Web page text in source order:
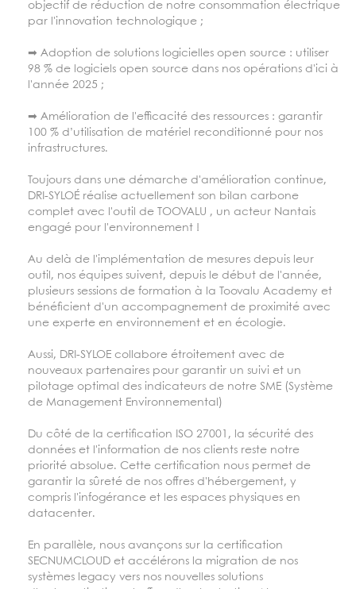
objectif de réduction de notre consommation électrique
par l'innovation technologique ;
➡ Adoption de solutions logicielles open source : utiliser
98 % de logiciels open source dans nos opérations d'ici à
l'année 2025 ;
➡ Amélioration de l'efficacité des ressources : garantir
100 % d’utilisation de matériel reconditionné pour nos
infrastructures.
Toujours dans une démarche d'amélioration continue,
DRI-SYLOÉ réalise actuellement son bilan carbone
complet avec l'outil de TOOVALU , un acteur Nantais
engagé pour l'environnement !
Au delà de l'implémentation de mesures depuis leur
outil, nos équipes suivent, depuis le début de l'année,
plusieurs sessions de formation à la Toovalu Academy et
bénéficient d'un accompagnement de proximité avec
une experte en environnement et en écologie.
Aussi, DRI-SYLOE collabore étroitement avec de
nouveaux partenaires pour garantir un suivi et un
pilotage optimal des indicateurs de notre SME (Système
de Management Environnemental)
Du côté de la certification ISO 27001, la sécurité des
données et l'information de nos clients reste notre
priorité absolue. Cette certification nous permet de
garantir la sûreté de nos offres d'hébergement, y
compris l'infogérance et les espaces physiques en
datacenter.
En parallèle, nous avançons sur la certification
SECNUMCLOUD et accélérons la migration de nos
systèmes legacy vers nos nouvelles solutions